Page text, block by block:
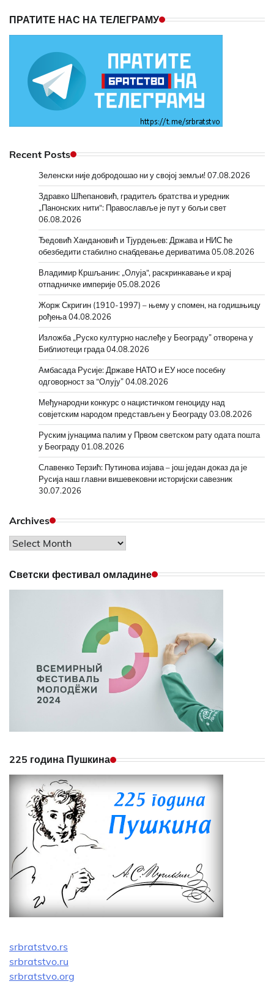
ПРАТИТЕ НАС НА ТЕЛЕГРАМУ
Recent Posts
Зеленски није добродошао ни у својој земљи!07.08.2026
Здравко Шћепановић, градитељ братства и уредник
„Панонских нити“: Православље је пут у бољи свет
06.08.2026
Ђедовић Хандановић и Тјурдењев: Држава и НИС ће
обезбедити стабилно снабдевање дериватима05.08.2026
Владимир Кршљанин: „Олуја“, раскринкавање и крај
отпадничке империје05.08.2026
Жорж Скригин (1910-1997) – њему у спомен, на годишњицу
рођења04.08.2026
Изложба „Руско културно наслеђе у Београду” отворена у
Библиотеци града04.08.2026
Амбасада Русије: Државе НАТО и ЕУ носе посебну
одговорност за “Олују”04.08.2026
Међународни конкурс о нацистичком геноциду над
совјетским народом представљен у Београду03.08.2026
Руским јунацима палим у Првом светском рату одата пошта
у Београду01.08.2026
Славенко Терзић: Путинова изјава – још један доказ да је
Русија наш главни вишевековни историјски савезник
30.07.2026
Archives
Archives
Светски фестивал омладине
225 година Пушкина
srbratstvo.rs
srbratstvo.ru
srbratstvo.org